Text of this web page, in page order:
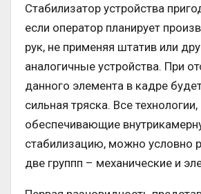
Стабилизатор устройства
если оператор планирует
рук, не применяя штатив или
аналогичные устройства. При
данного элемента в кадре
сильная тряска. Все технологии,
обеспечивающие
стабилизацию, можно условно
две группп – механические и